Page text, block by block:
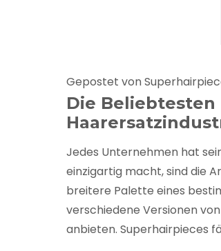
Gepostet von
Die Beliebtesten
Jedes Unternehmen hat
einzigartig macht, sind die
breitere Palette eines
verschiedene Versionen
anbieten. Superhairpieces